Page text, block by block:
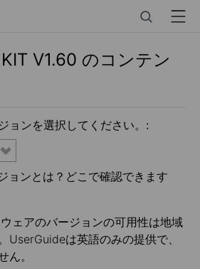
Menu
V1.60 のコンテン
ョンを選択してください。:
ョンとは？どこで確認できます
ェアのバージョンの可用性は地域
UserGuideは英語のみの提供で、
ん。